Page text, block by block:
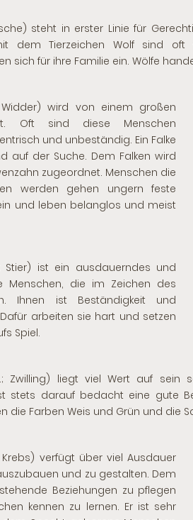
steht in erster Linie für
dem Tierzeichen Wolf sind
sich für ihre Familie ein. Wölfe
Widder) wird von einem großen
Oft sind diese Menschen
und unbeständig. Ein Falke
auf der Suche. Dem Falken wird
zugeordnet. Menschen die
werden gehen ungern feste
und leben belanglos und meist
Stier) ist ein ausdauerndes und
Menschen, die im Zeichen des
Ihnen ist Beständigkeit und
arbeiten sie hart und setzen
Spiel.
Zwilling) liegt viel Wert auf sein
stets darauf bedacht eine gute
die Farben Weis und Grün und die
Krebs) verfügt über viel Ausdauer
und zu gestalten. Dem
Beziehungen zu pflegen
kennen zu lernen. Er ist sehr